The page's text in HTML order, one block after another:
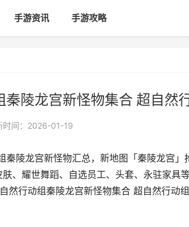
手游资讯 手游攻略
秦陵龙宫新怪物集合 超自然
时间：2026-01-19
秦陵龙宫新怪物汇总，新地图「秦陵龙宫
、耀世舞蹈、自选员工、头套、永驻家具等
然行动组秦陵龙宫新怪物集合 超自然行动